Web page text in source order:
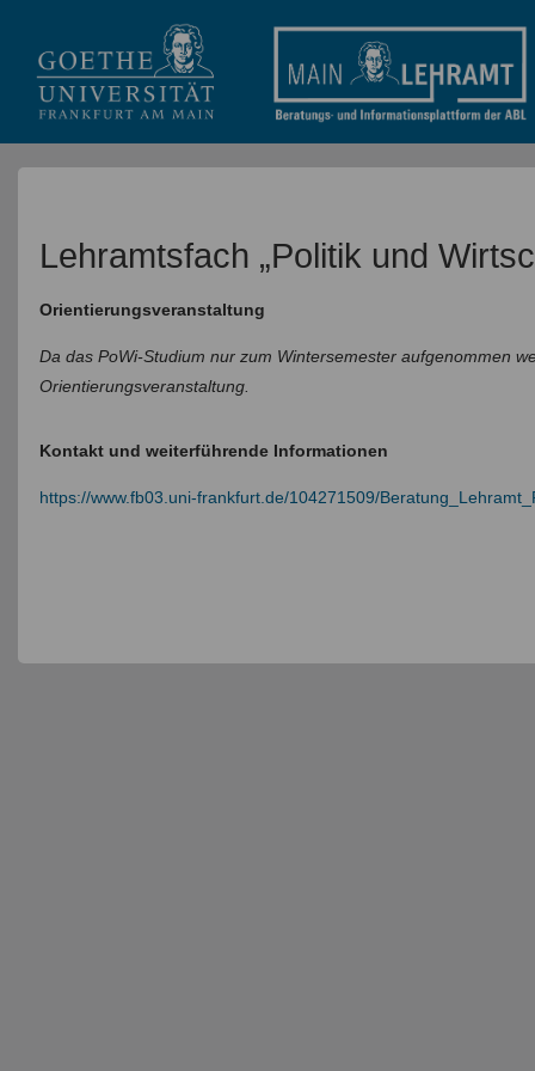
Lehramtsfach „Politik und
Orientierungsveranstaltung
Da das PoWi-Studium nur zum Wintersemester aufgenommen
Orientierungsveranstaltung.
Kontakt und weiterführende Informationen
https://www.fb03.uni-frankfurt.de/104271509/